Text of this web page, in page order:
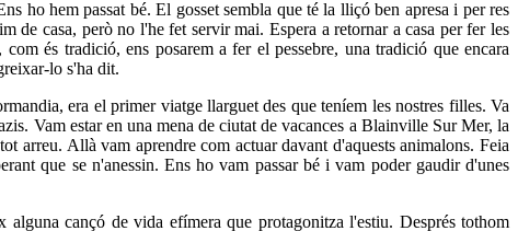
ho hem passat bé. El gosset sembla que té la lliçó ben apresa i per res
de casa, però no l'he fet servir mai. Espera a retornar a casa per fer les
és tradició, ens posarem a fer el pessebre, una tradició que encara
lo s'ha dit.
era el primer viatge llarguet des que teníem les nostres filles. Va
Vam estar en una mena de ciutat de vacances a Blainville Sur Mer, la
arreu. Allà vam aprendre com actuar davant d'aquests animalons. Feia
que se n'anessin. Ens ho vam passar bé i vam poder gaudir d'unes
cançó de vida efímera que protagonitza l'estiu. Després tothom